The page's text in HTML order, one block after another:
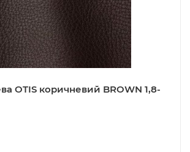
OTIS коричневий BROWN 1,8-